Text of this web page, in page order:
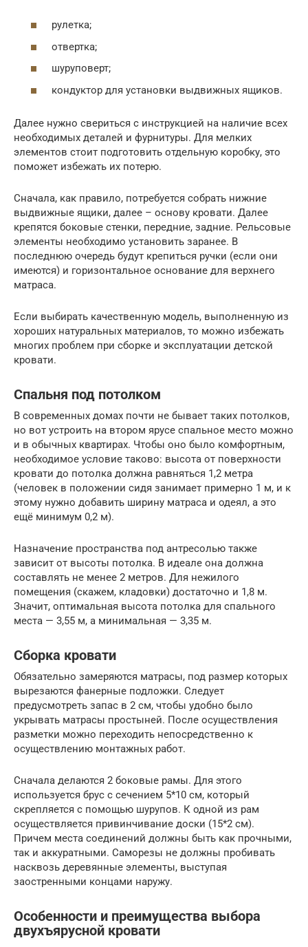
рулетка;
отвертка;
шуруповерт;
кондуктор для установки выдвижных ящиков.
Далее нужно свериться с инструкцией на наличие всех
необходимых деталей и фурнитуры. Для мелких
элементов стоит подготовить отдельную коробку, это
поможет избежать их потерю.
Сначала, как правило, потребуется собрать нижние
выдвижные ящики, далее – основу кровати. Далее
крепятся боковые стенки, передние, задние. Рельсовые
элементы необходимо установить заранее. В
последнюю очередь будут крепиться ручки (если они
имеются) и горизонтальное основание для верхнего
матраса.
Если выбирать качественную модель, выполненную из
хороших натуральных материалов, то можно избежать
многих проблем при сборке и эксплуатации детской
кровати.
Спальня под потолком
В современных домах почти не бывает таких потолков,
но вот устроить на втором ярусе спальное место можно
и в обычных квартирах. Чтобы оно было комфортным,
необходимое условие таково: высота от поверхности
кровати до потолка должна равняться 1,2 метра
(человек в положении сидя занимает примерно 1 м, и к
этому нужно добавить ширину матраса и одеял, а это
ещё минимум 0,2 м).
Назначение пространства под антресолью также
зависит от высоты потолка. В идеале она должна
составлять не менее 2 метров. Для нежилого
помещения (скажем, кладовки) достаточно и 1,8 м.
Значит, оптимальная высота потолка для спального
места — 3,55 м, а минимальная — 3,35 м.
Сборка кровати
Обязательно замеряются матрасы, под размер которых
вырезаются фанерные подложки. Следует
предусмотреть запас в 2 см, чтобы удобно было
укрывать матрасы простыней. После осуществления
разметки можно переходить непосредственно к
осуществлению монтажных работ.
Сначала делаются 2 боковые рамы. Для этого
используется брус с сечением 5*10 см, который
скрепляется с помощью шурупов. К одной из рам
осуществляется привинчивание доски (15*2 см).
Причем места соединений должны быть как прочными,
так и аккуратными. Саморезы не должны пробивать
насквозь деревянные элементы, выступая
заостренными концами наружу.
Особенности и преимущества выбора
двухъярусной кровати